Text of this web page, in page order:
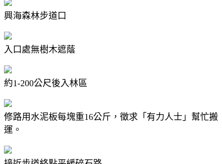
興海森林步道口
入口處無樹木遮蔭
約1-200公尺後入林區
修路用水泥板每塊重16公斤，徵求「有力人士」幫忙搬
運。